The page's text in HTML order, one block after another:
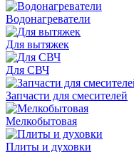
Водонагреватели
Для вытяжек
Для СВЧ
Запчасти для смесителей
Мелкобытовая
Плиты и духовки